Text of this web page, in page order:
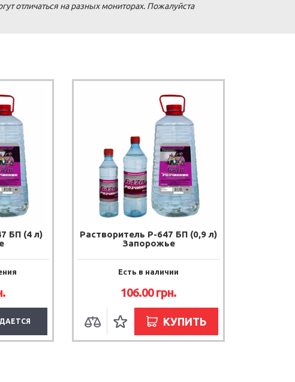
отличаться на разных мониторах. Пожалуйста
БП (4 л)
Растворитель Р-647 БП (0,9 л)
Запорожье
Есть в наличии
106.00грн.
КУПИТЬ